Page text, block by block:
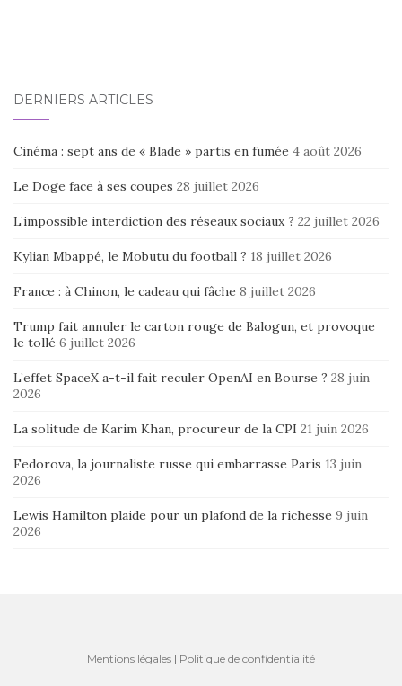
DERNIERS ARTICLES
Cinéma : sept ans de « Blade » partis en fumée 4 août 2026
Le Doge face à ses coupes 28 juillet 2026
L’impossible interdiction des réseaux sociaux ? 22 juillet 2026
Kylian Mbappé, le Mobutu du football ? 18 juillet 2026
France : à Chinon, le cadeau qui fâche 8 juillet 2026
Trump fait annuler le carton rouge de Balogun, et provoque
le tollé 6 juillet 2026
L’effet SpaceX a-t-il fait reculer OpenAI en Bourse ? 28 juin
2026
La solitude de Karim Khan, procureur de la CPI 21 juin 2026
Fedorova, la journaliste russe qui embarrasse Paris 13 juin
2026
Lewis Hamilton plaide pour un plafond de la richesse 9 juin
2026
Mentions légales | Politique de confidentialité